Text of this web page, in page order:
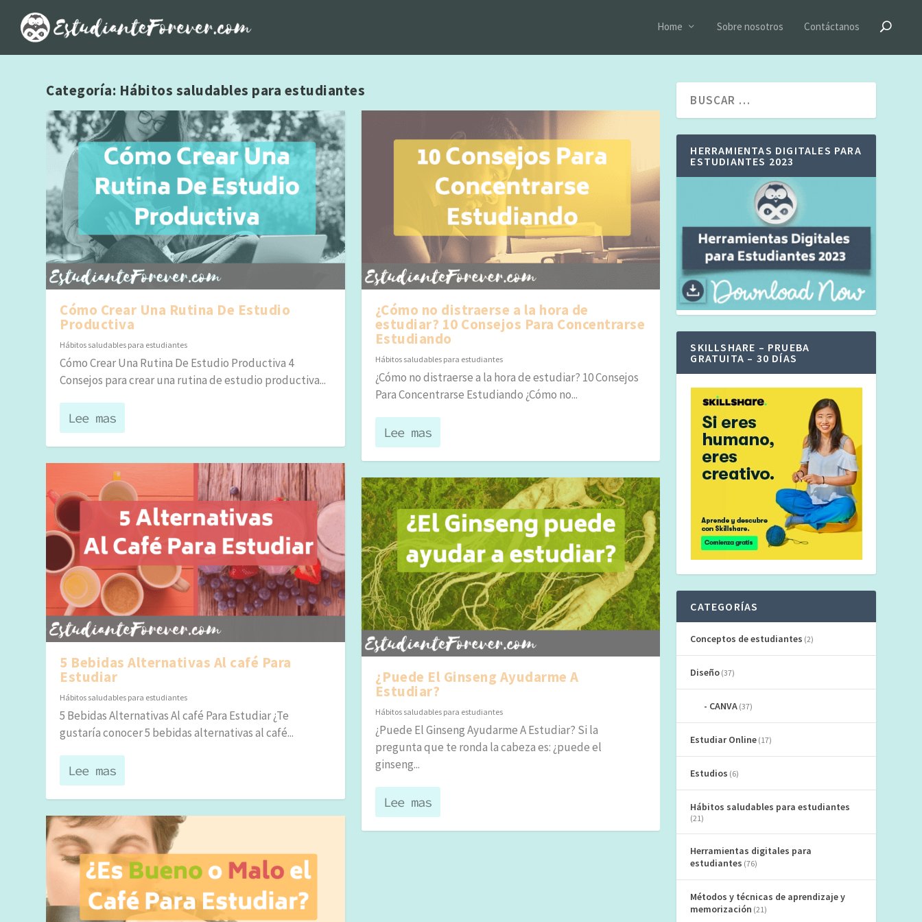
Home Sobre nosotros Contáctanos
Categoría: Hábitos saludables para estudiantes
Cómo Crear Una Rutina De Estudio
Productiva
Hábitos saludables para estudiantes
Cómo Crear Una Rutina De Estudio Productiva 4
Consejos para crear una rutina de estudio productiva...
Lee mas
5 Bebidas Alternativas Al café Para
Estudiar
Hábitos saludables para estudiantes
5 Bebidas Alternativas Al café Para Estudiar ¿Te
gustaría conocer 5 bebidas alternativas al café...
Lee mas
¿Cómo no distraerse a la hora de
estudiar? 10 Consejos Para Concentrarse
Estudiando
Hábitos saludables para estudiantes
¿Cómo no distraerse a la hora de estudiar? 10 Consejos
Para Concentrarse Estudiando ¿Cómo no...
Lee mas
¿Puede El Ginseng Ayudarme A
Estudiar?
Hábitos saludables para estudiantes
¿Puede El Ginseng Ayudarme A Estudiar? Si la
pregunta que te ronda la cabeza es: ¿puede el
ginseng...
Lee mas
HERRAMIENTAS DIGITALES PARA
ESTUDIANTES 2023
SKILLSHARE – PRUEBA
GRATUITA – 30 DÍAS
CATEGORÍAS
Conceptos de estudiantes (2)
Diseño (37)
CANVA (37)
Estudiar Online (17)
Estudios (6)
Hábitos saludables para estudiantes
(21)
Herramientas digitales para
estudiantes (76)
Métodos y técnicas de aprendizaje y
memorización (21)